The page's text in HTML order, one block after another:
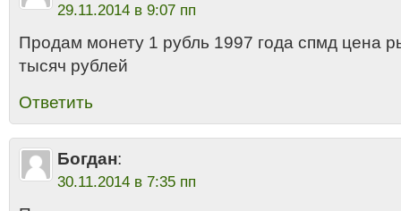
29.11.2014 в 9:07 пп
Продам монету 1 рубль 1997 года спмд цена
тысяч рублей
Ответить
Богдан:
30.11.2014 в 7:35 пп